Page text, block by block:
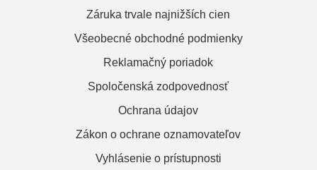
Záruka trvale najnižších cien
Všeobecné obchodné podmienky
Reklamačný poriadok
Spoločenská zodpovednosť
Ochrana údajov
Zákon o ochrane oznamovateľov
Vyhlásenie o prístupnosti